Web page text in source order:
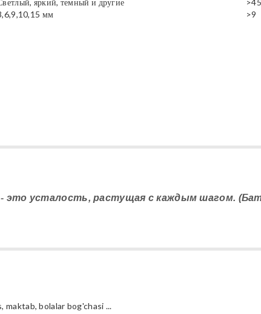
яркий, темный и другие
>45
мм >9
это усталость, растущая с каждым шагом.
maktab, bolalar bog'chasi ...